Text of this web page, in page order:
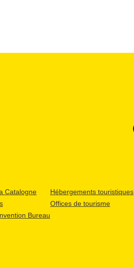
Catalogne
Bureau
Hébergements touristiques
Offices de tourisme